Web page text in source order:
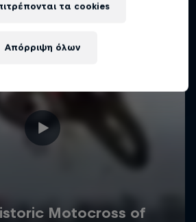
Απόρριψη όλων
τα cookies